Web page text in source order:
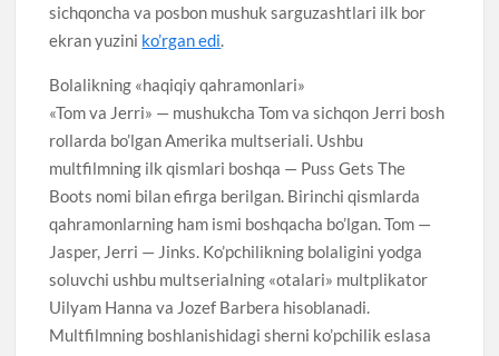
sichqoncha va posbon mushuk sarguzashtlari ilk bor
ekran yuzini ko’rgan edi.
Bolalikning «haqiqiy qahramonlari»
«Tom va Jerri» — mushukcha Tom va sichqon Jerri bosh
rollarda bo’lgan Amerika multseriali. Ushbu
multfilmning ilk qismlari boshqa — Puss Gets The
Boots nomi bilan efirga berilgan. Birinchi qismlarda
qahramonlarning ham ismi boshqacha bo’lgan. Tom —
Jasper, Jerri — Jinks. Ko’pchilikning bolaligini yodga
soluvchi ushbu multserialning «otalari» multplikator
Uilyam Hanna va Jozef Barbera hisoblanadi.
Multfilmning boshlanishidagi sherni ko’pchilik eslasa